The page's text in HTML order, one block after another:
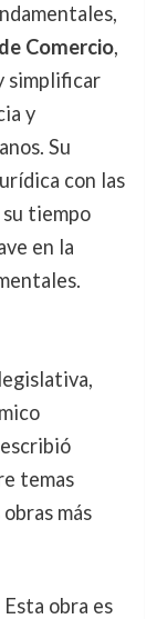
Comercio,
simplificar
y
Su
con las
tiempo
en la
temas
más
Esta obra es